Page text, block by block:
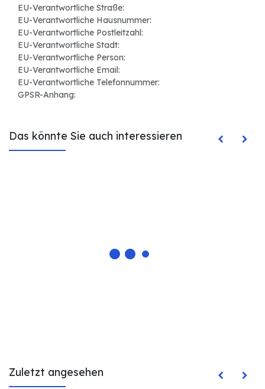
EU-Verantwortliche Straße:
EU-Verantwortliche Hausnummer:
EU-Verantwortliche Postleitzahl:
EU-Verantwortliche Stadt:
EU-Verantwortliche Person:
EU-Verantwortliche Email:
EU-Verantwortliche Telefonnummer:
GPSR-Anhang:
Das könnte Sie auch interessieren
Zuletzt angesehen